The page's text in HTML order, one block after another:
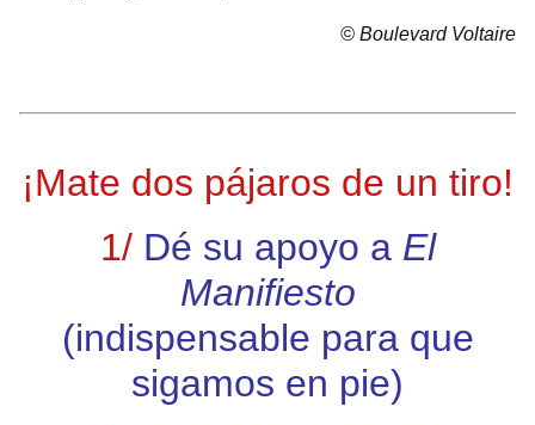
© Boulevard Voltaire
¡Mate dos pájaros de un tiro!
1/Dé su apoyo a El
Manifiesto
(indispensable para que
sigamos en pie)